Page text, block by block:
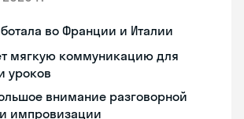
во Франции и Италии
мягкую коммуникацию для
уроков
внимание разговорной
импровизации